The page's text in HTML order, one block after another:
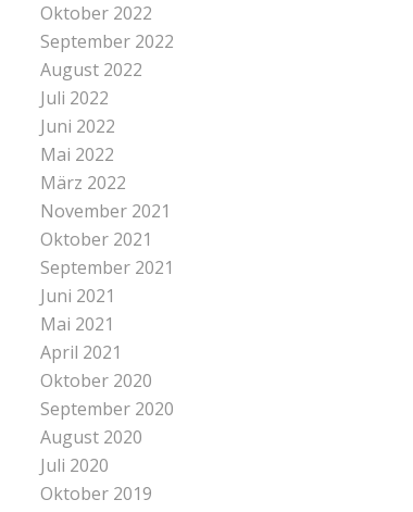
Oktober 2022
September 2022
August 2022
Juli 2022
Juni 2022
Mai 2022
März 2022
November 2021
Oktober 2021
September 2021
Juni 2021
Mai 2021
April 2021
Oktober 2020
September 2020
August 2020
Juli 2020
Oktober 2019